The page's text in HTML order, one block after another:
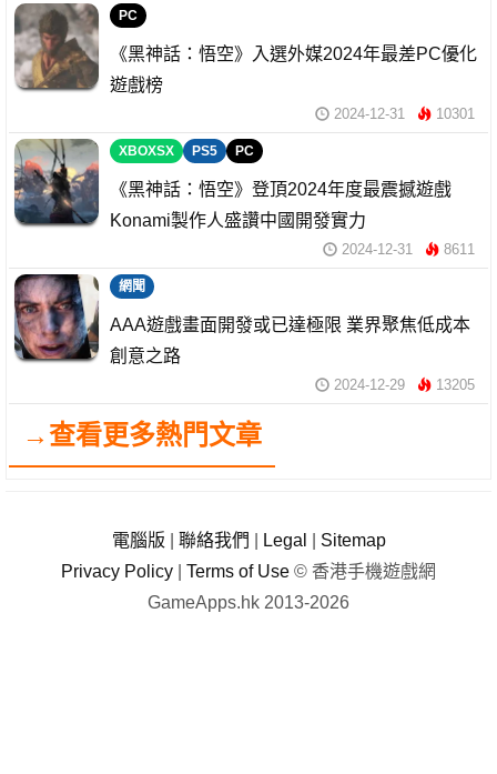
PC
《黑神話：悟空》入選外媒2024年最差PC優化
遊戲榜
2024-12-31 10301
XBOXSX PS5 PC
《黑神話：悟空》登頂2024年度最震撼遊戲
Konami製作人盛讚中國開發實力
2024-12-31 8611
網聞
AAA遊戲畫面開發或已達極限 業界聚焦低成本
創意之路
2024-12-29 13205
→查看更多熱門文章
電腦版 聯絡我們 Legal
Sitemap
Privacy Policy
Terms of Use © 香港手機遊戲網
GameApps.hk 2013-2026